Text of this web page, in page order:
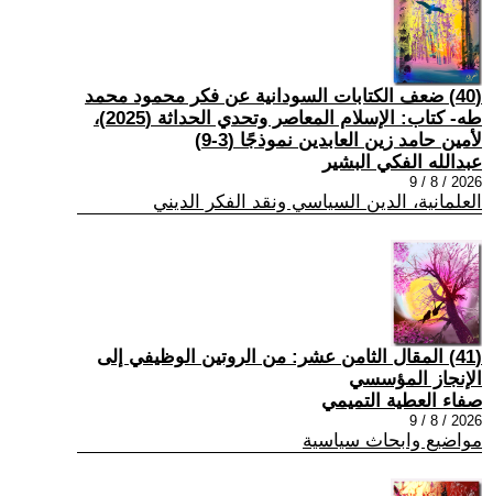
(40) ضعف الكتابات السودانية عن فكر محمود محمد
طه- كتاب: الإسلام المعاصر وتحدي الحداثة (2025)،
لأمين حامد زين العابدين نموذجًا (3-9)
عبدالله الفكي البشير
2026 / 8 / 9
العلمانية، الدين السياسي ونقد الفكر الديني
(41) المقال الثامن عشر: من الروتين الوظيفي إلى
الإنجاز المؤسسي
صفاء العطية التميمي
2026 / 8 / 9
مواضيع وابحاث سياسية